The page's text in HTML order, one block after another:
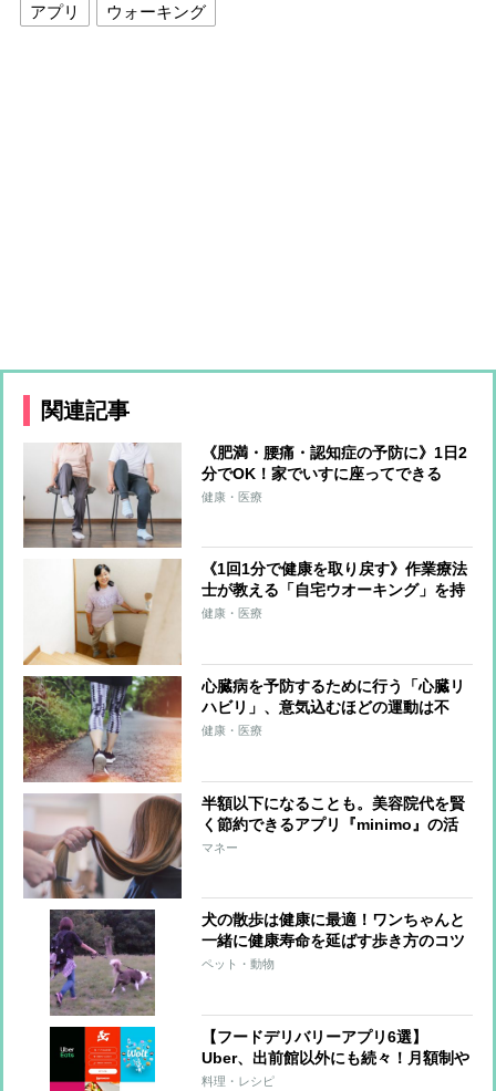
アプリ
ウォーキング
関連記事
《肥満・腰痛・認知症の予防に》1日2
分でOK！家でいすに座ってできる
「すごい足踏み」を医師が伝授！屋外
健康・医療
《1回1分で健康を取り戻す》作業療法
士が教える「自宅ウオーキング」を持
続するメソッド その場でできる足踏み
健康・医療
心臓病を予防するために行う「心臓リ
ハビリ」、意気込むほどの運動は不
要！毎日の散歩を「いきいきウォーキ
健康・医療
半額以下になることも。美容院代を賢
く節約できるアプリ『minimo』の活
用術
マネー
犬の散歩は健康に最適！ワンちゃんと
一緒に健康寿命を延ばす歩き方のコツ
ペット・動物
【フードデリバリーアプリ6選】
Uber、出前館以外にも続々！月額制や
クーポンなどお得なサービスが決め手
料理・レシピ